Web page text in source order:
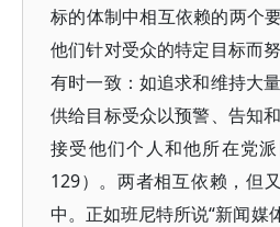
标的体制中相互依赖的两个
他们针对受众的特定目标而
有时一致：如追求和维持大
供给目标受众以预警、告知
接受他们个人和他所在党
129）。两者相互依赖，但
中。正如班尼特所说“新闻媒